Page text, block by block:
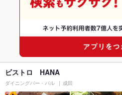
ビストロ HANA
ダイニングバー・バル 成田